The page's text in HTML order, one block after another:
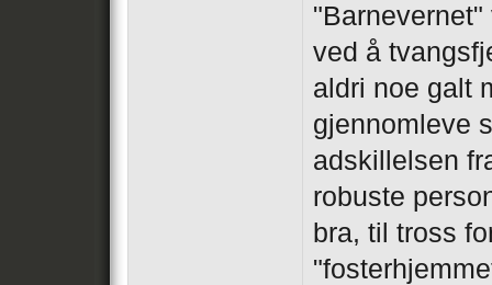
ved å
aldri noe galt
gjennomleve
adskillelsen
robuste
bra, til tross